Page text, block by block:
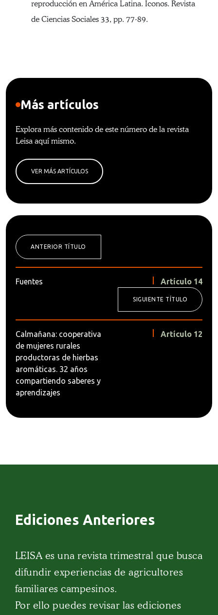
reproducción en América Latina. Iconos. Revista
de Ciencias Sociales 33, pp. 77-89.
Más artículos
Explora más contenido de este número de la revista
Leisa aquí mismo.
VER MÁS ARTÍCULOS
ANTERIOR TÍTULO
Fuentes Artículo 14
SIGUIENTE TÍTULO
Calmañana: cooperativa
de mujeres rurales
productoras de hierbas
aromáticas. 32 años
compartiendo saberes y
aprendizajes
Artículo 12
Ediciones Anteriores
LEISA es una revista trimestral que busca
difundir experiencias de agricultores
familiares campesinos.
Por ello puedes revisar las ediciones